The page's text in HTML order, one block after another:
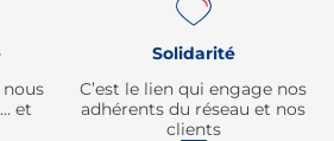
nous
et
Solidarité
C’est le lien qui engage nos
adhérents du réseau et nos
clients